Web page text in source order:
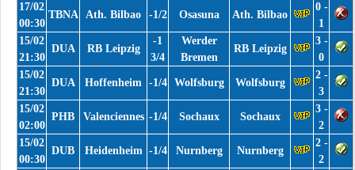
17/02
00:30
TBNA Ath. Bilbao -1/2 Osasuna Ath. Bilbao
0 -
1
15/02
21:30
DUA RB Leipzig
-1
3/4
Werder
Bremen
RB Leipzig
3 -
0
15/02
21:30
DUA Hoffenheim -1/4 Wolfsburg Wolfsburg
2 -
3
15/02
02:00
PHB Valenciennes -1/4 Sochaux Sochaux
3 -
2
15/02
00:30
DUB Heidenheim -1/4 Nurnberg Nurnberg
2 -
2